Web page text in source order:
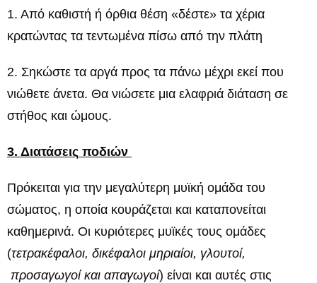
1. Από καθιστή ή όρθια θέση «δέστε» τα χέρια
κρατώντας τα τεντωμένα πίσω από την πλάτη
2. Σηκώστε τα αργά προς τα πάνω μέχρι εκεί που
νιώθετε άνετα. Θα νιώσετε μια ελαφριά διάταση σε
στήθος και ώμους.
3. Διατάσεις ποδιών
Πρόκειται για την μεγαλύτερη μυϊκή ομάδα του
σώματος, η οποία κουράζεται και καταπονείται
καθημερινά. Οι κυριότερες μυϊκές τους ομάδες
(τετρακέφαλοι, δικέφαλοι μηριαίοι, γλουτοί,
προσαγωγοί και απαγωγοί) είναι και αυτές στις